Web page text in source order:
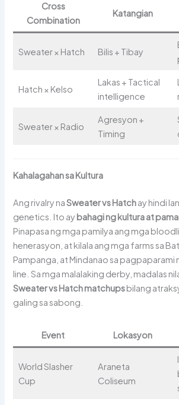
Cross
Combination
Katangian
Sweater × Hatch Bilis + Tibay
Hatch × Kelso
Lakas + Tactical
intelligence
Sweater × Radio
Agresyon +
Timing
Kahalagahan sa Kultura
Ang rivalry naSweater vs Hatchay hindi
genetics. Ito ay bahagi ng kultura at
Pinapasa ng mga pamilya ang mga
henerasyon, at kilala ang mga farms sa
Pampanga, at Mindanao sa pagpaparami
line. Sa mga malalaking derby, madalas
Sweater vs Hatch matchupsbilang
galing sa sabong.
Event Lokasyon
World Slasher
Cup
Araneta
Coliseum